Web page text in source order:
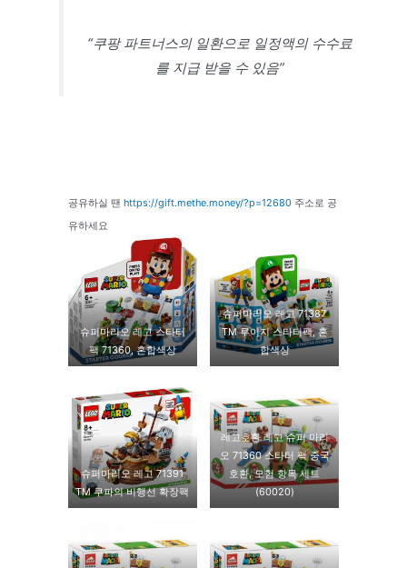
“쿠팡 파트너스의 일환으로 일정액의 수수료
를 지급 받을 수 있음”
공유하실 땐 https://gift.methe.money/?p=12680주소로 공
유하세요
슈퍼마리오 레고 스타터
팩 71360, 혼합색상
슈퍼마리오 레고 71387
TM 루이지 스타터팩, 혼
합색상
슈퍼마리오 레고 71391
TM 쿠파의 비행선 확장팩
레고호환 레고 슈퍼 마리
오 71360 스타터 팩 중국
호환, 모험 항목 세트
(60020)